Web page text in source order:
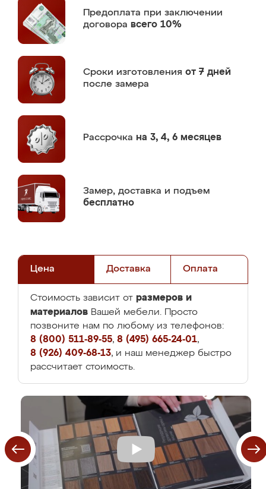
Предоплата при заключении
договора всего 10%
Сроки изготовления от 7 дней
после замера
Рассрочка на 3, 4, 6 месяцев
Замер, доставка и подъем
бесплатно
Цена Доставка Оплата
Стоимость зависит от размеров и
материалов Вашей мебели. Просто
позвоните нам по любому из телефонов:
8 (800) 511-89-55, 8 (495) 665-24-01,
8 (926) 409-68-13, и наш менеджер быстро
рассчитает стоимость.